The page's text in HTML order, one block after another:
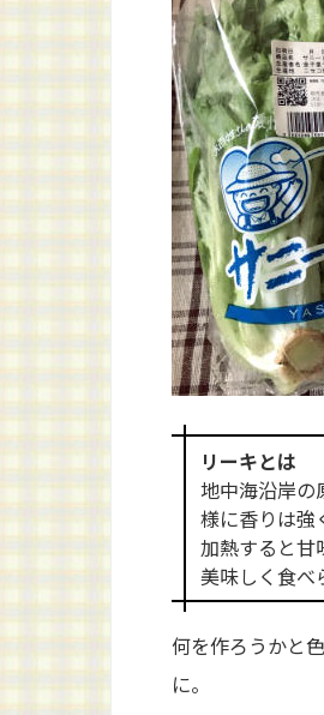
リーキとは
地中海沿岸の
様に香りは強
加熱すると甘
美味しく食べ
何を作ろうかと
に。